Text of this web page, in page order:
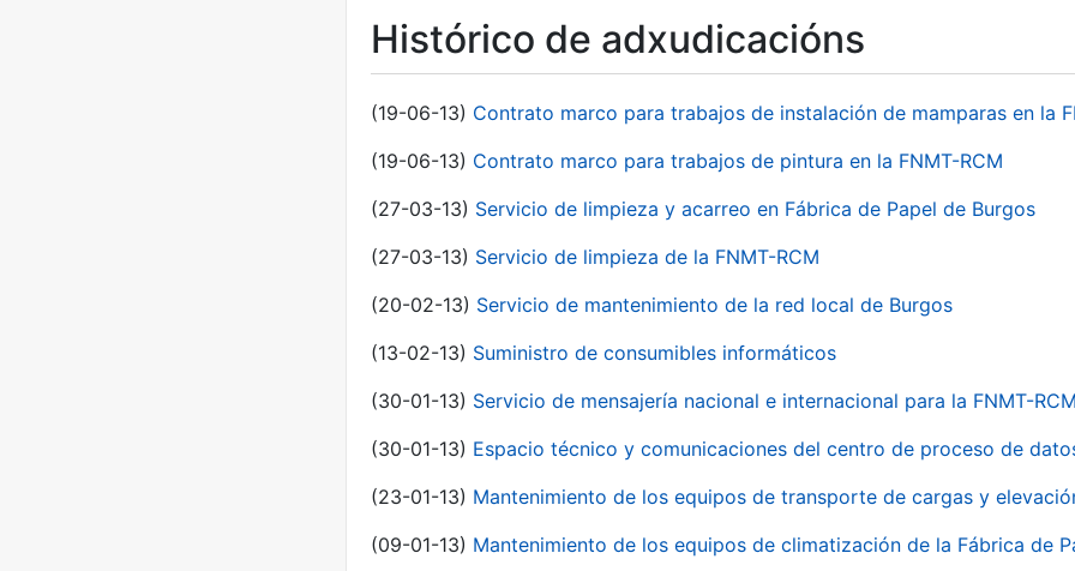
Histórico de adxudicacións
(19-06-13) Contrato marco para trabajos de instalación de mamparas en la
(19-06-13) Contrato marco para trabajos de pintura en la FNMT-RCM
(27-03-13) Servicio de limpieza y acarreo en Fábrica de Papel de Burgos
(27-03-13) Servicio de limpieza de la FNMT-RCM
(20-02-13) Servicio de mantenimiento de la red local de Burgos
(13-02-13) Suministro de consumibles informáticos
(30-01-13) Servicio de mensajería nacional e internacional para la FNMT-
(30-01-13) Espacio técnico y comunicaciones del centro de proceso de
(23-01-13) Mantenimiento de los equipos de transporte de cargas y
(09-01-13) Mantenimiento de los equipos de climatización de la Fábrica de